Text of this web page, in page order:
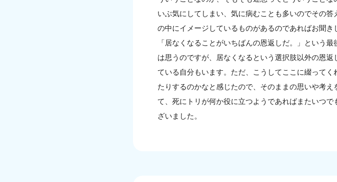
いぶ気にしてしまい、気に病むことも多いのでその
の中にイメージしているものがあるのであればお聞き
「居なくなることがいちばんの恩返しだ。」という
は思うのですが、居なくなるという選択肢以外の恩
ている自分もいます。ただ、こうしてここに綴って
たりするのかなと感じたので、そのままの思いや考
て、死にトリが何か役に立つようであればまたいつ
ざいました。